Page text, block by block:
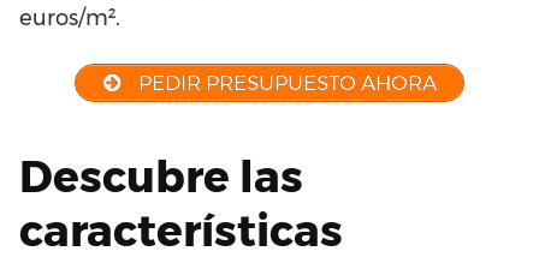
euros/m².
PEDIR PRESUPUESTO AHORA
Descubre las
características